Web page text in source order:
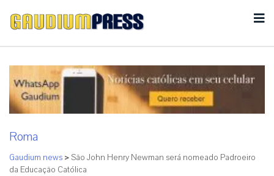
Roma
Gaudium news >São John Henry Newman será nomeado Padroeiro
da Educação Católica